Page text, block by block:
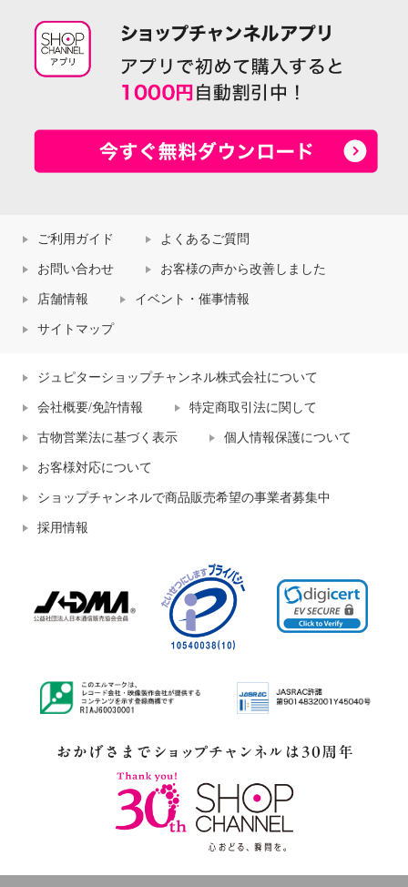
ご利用ガイド よくあるご質問
お問い合わせ お客様の声から改善しました
店舗情報 イベント・催事情報
サイトマップ
ジュピターショップチャンネル株式会社について
会社概要/免許情報 特定商取引法に関して
古物営業法に基づく表示 個人情報保護について
お客様対応について
ショップチャンネルで商品販売希望の事業者募集中
採用情報